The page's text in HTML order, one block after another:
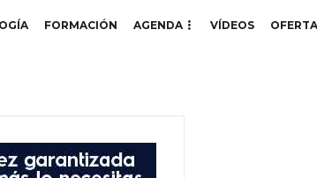
FORMACIÓN AGENDA VÍDEOS